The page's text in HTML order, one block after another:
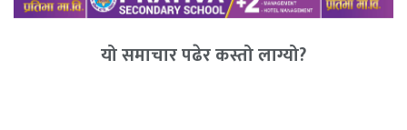
यो समाचार पढेर कस्तो लाग्यो?